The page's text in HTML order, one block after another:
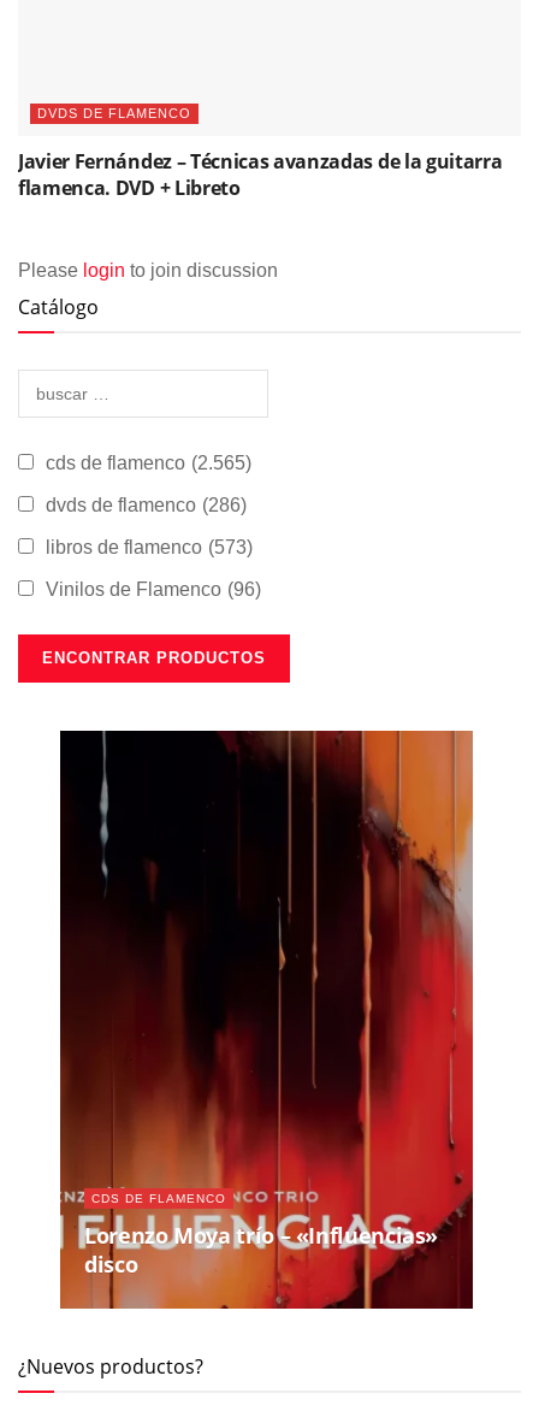
DVDS DE FLAMENCO
Javier Fernández – Técnicas avanzadas de la guitarra
flamenca. DVD + Libreto
Please login to join discussion
Catálogo
cds de flamenco (2.565)
dvds de flamenco (286)
libros de flamenco (573)
Vinilos de Flamenco (96)
CDS DE FLAMENCO
Lorenzo Moya trío – «Influencias»
disco
¿Nuevos productos?